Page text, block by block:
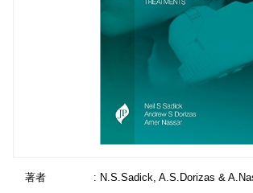
著者
: N.S.Sadick, A.S.Dorizas &